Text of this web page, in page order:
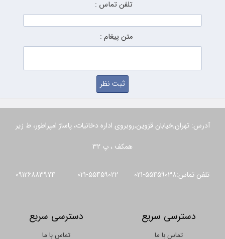
تلفن تماس :
متن پیغام :
آدرس: تهران,خیابان قزوین,روبروی اداره دخانیات، پاساژ امپراطور، ط زیر
همکف ، پ 32
تلفن تماس:55459038-021 55459022-021 09126883974
دسترسی سریع
تماس با ما
دسترسی سریع
تماس با ما